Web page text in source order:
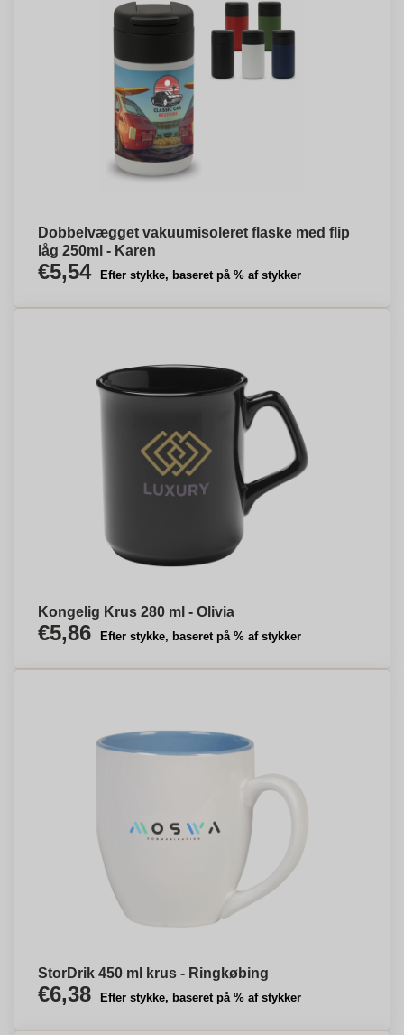
Dobbelvægget vakuumisoleret flaske med flip
låg 250ml - Karen
€5,54 Efter stykke, baseret på % af stykker
Kongelig Krus 280 ml - Olivia
€5,86 Efter stykke, baseret på % af stykker
StorDrik 450 ml krus - Ringkøbing
€6,38 Efter stykke, baseret på % af stykker